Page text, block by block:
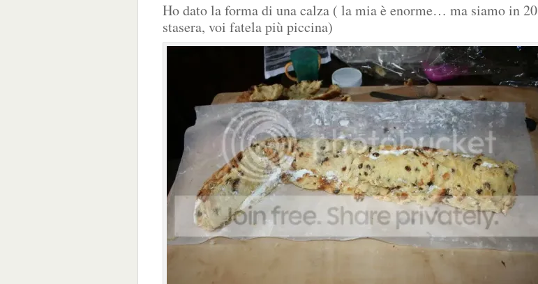
Ho dato la forma di una calza ( la mia è enorme… ma siamo in 20
stasera, voi fatela più piccina)